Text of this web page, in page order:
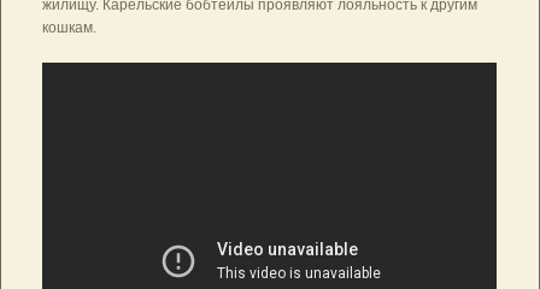
жилищу. Карельские бобтейлы проявляют лояльность к другим
кошкам.